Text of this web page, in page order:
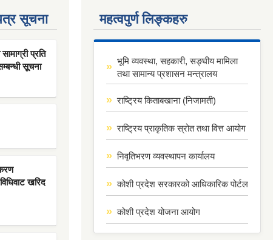
सूचना
प्रति
सूचना
खरिद
महत्वपुर्ण लिङ्कहरु
भूमि व्यवस्था, सहकारी, सङ्घीय मामिला
तथा सामान्य प्रशासन मन्त्रालय
राष्ट्रिय किताबखाना (निजामती)
राष्ट्रिय प्राकृतिक स्रोत तथा वित्त आयोग
निवृतिभरण व्यवस्थापन कार्यालय
कोशी प्रदेश सरकारको आधिकारिक पोर्टल
कोशी प्रदेश योजना आयोग